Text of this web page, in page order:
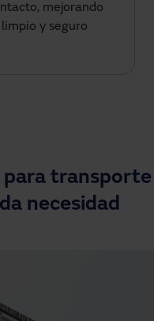
mejorando
y seguro
transporte
necesidad